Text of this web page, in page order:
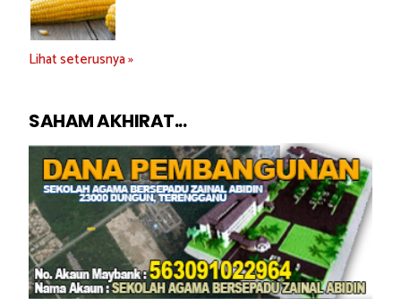
Lihat seterusnya »
SAHAM AKHIRAT...